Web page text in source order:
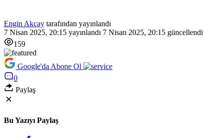
Engin Akçay tarafından yayınlandı
7 Nisan 2025, 20:15 yayınlandı 7 Nisan 2025, 20:15 güncellendi
159
Google'da Abone Ol
0
Paylaş
Bu Yazıyı Paylaş